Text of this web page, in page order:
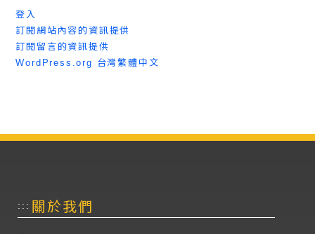
登入
訂閱網站內容的資訊提供
訂閱留言的資訊提供
WordPress.org 台灣繁體中文
::: 關於我們